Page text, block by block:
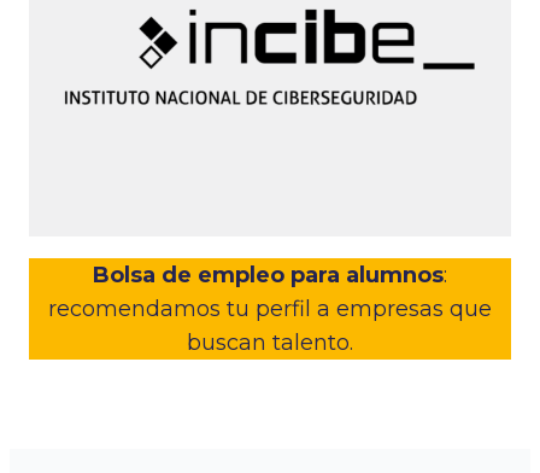
Bolsa de empleo para alumnos:
recomendamos tu perfil a empresas que
buscan talento.